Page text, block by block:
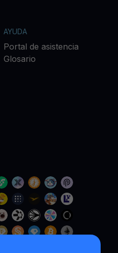
AYUDA
Portal de asistencia
Glosario